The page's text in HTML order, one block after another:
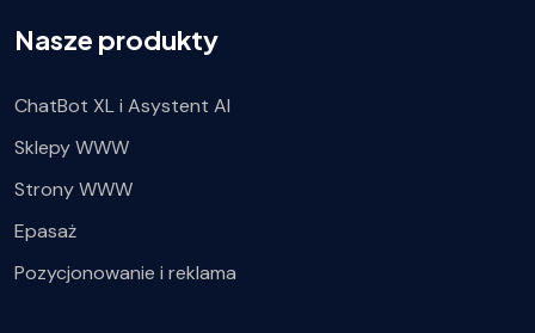
Nasze produkty
ChatBot XL i Asystent AI
Sklepy WWW
Strony WWW
Epasaż
Pozycjonowanie i reklama